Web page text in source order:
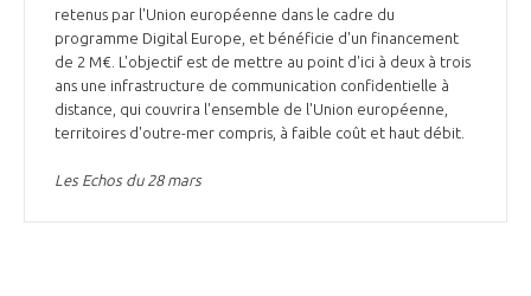
retenus par l'Union européenne dans le cadre du
programme Digital Europe, et bénéficie d'un financement
de 2 M€. L'objectif est de mettre au point d'ici à deux à trois
ans une infrastructure de communication confidentielle à
distance, qui couvrira l'ensemble de l'Union européenne,
territoires d'outre-mer compris, à faible coût et haut débit.
Les Echos du 28 mars